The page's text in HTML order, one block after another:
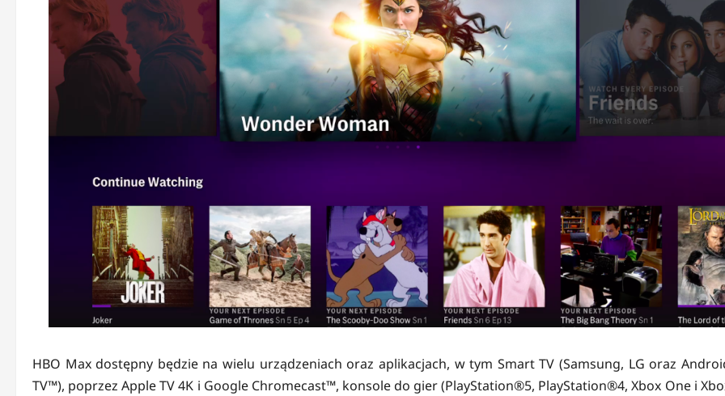
HBO Max dostępny będzie na wielu urządzeniach oraz aplikacjach, w tym Smart TV (Samsung, LG oraz
TV™), poprzez Apple TV 4K i Google Chromecast™, konsole do gier (PlayStation®5, PlayStation®4, Xbox One i